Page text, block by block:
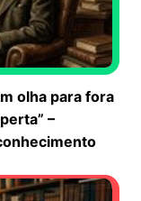
olha para fora
–